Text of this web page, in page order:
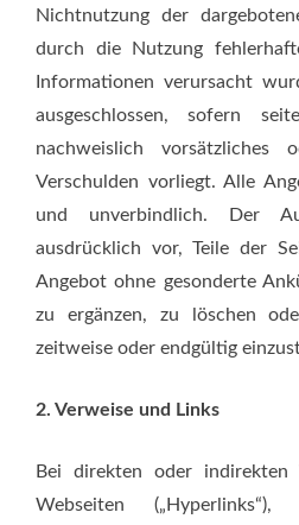
Nichtnutzung der
durch die Nutzung
Informationen verursacht
ausgeschlossen, sofern
nachweislich vorsätzliches
Verschulden vorliegt. Alle
und unverbindlich. Der
ausdrücklich vor, Teile der
Angebot ohne gesonderte
zu ergänzen, zu löschen
zeitweise oder endgültig
2. Verweise und Links
Bei direkten oder indirekten
Webseiten